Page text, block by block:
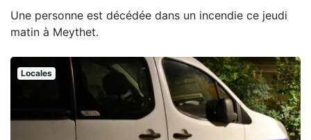
Une personne est décédée dans un incendie ce jeudi
matin à Meythet.
Locales